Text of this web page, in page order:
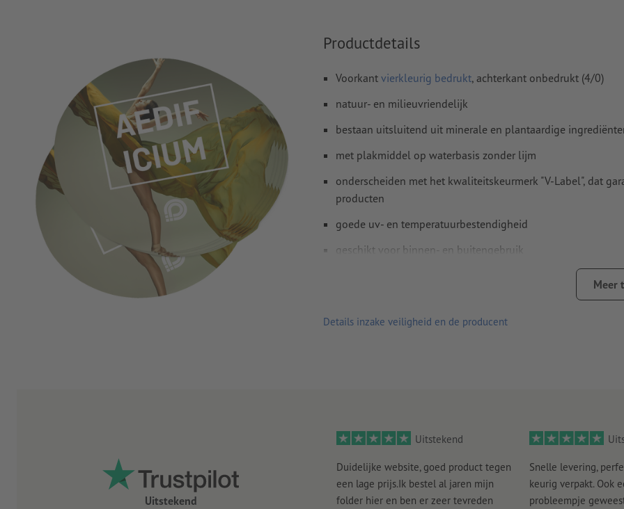
Hoe maak ik afdrukgegevens correct?
Productdetails
Voorkant vierkleurig bedrukt, achterkant onbedrukt (4/0)
natuur- en milieuvriendelijk
bestaan uitsluitend uit minerale en plantaardige
met plakmiddel op waterbasis zonder lijm
onderscheiden met het kwaliteitskeurmerk "V-Label", dat
producten
goede uv- en temperatuurbestendigheid
geschikt voor binnen- en buitengebruik
eenvoudig corrigeerbaar opplakken en gemakkelijk te
Let erop dat de kleur van de stickers bij dagelijkse
onderhevig kan zijn aan slijtage
Levering: apart op maat gesneden
Meer
Details inzake veiligheid en de producent
Uitstekend
Uitstekend
Duidelijke website, goed product tegen
een lage prijs.Ik bestel al jaren mijn
folder hier en ben er zeer tevreden
Snelle levering,
keurig verpakt. Ook
probleempje